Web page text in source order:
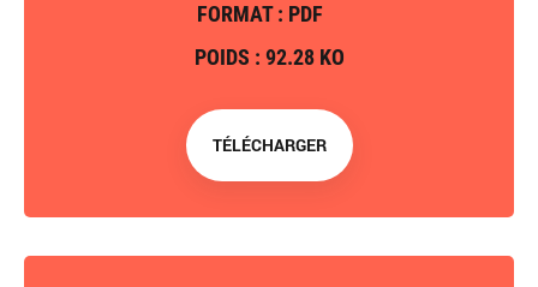
FORMAT : PDF
POIDS : 92.28 KO
TÉLÉCHARGER